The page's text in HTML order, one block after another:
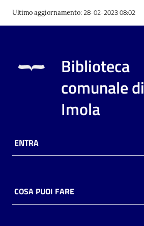
Ultimo aggiornamento: 28-02-2023 08:02
Biblioteca
comunale di
Imola
ENTRA
COSA PUOI FARE